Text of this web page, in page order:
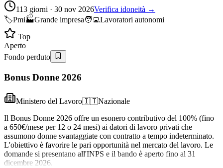
113 giorni · 30 nov 2026Verifica idoneità →
🏷️Pmi🏭Grande impresa🧑‍💻Lavoratori autonomi
Top
Aperto
Fondo perduto
Bonus Donne 2026
Ministero del Lavoro🇮🇹Nazionale
Il Bonus Donne 2026 offre un esonero contributivo del 100% (fino
a 650€/mese per 12 o 24 mesi) ai datori di lavoro privati che
assumono donne svantaggiate con contratto a tempo indeterminato.
L'obiettivo è favorire le pari opportunità nel mercato del lavoro. Le
domande si presentano all'INPS e il bando è aperto fino al 31
dicembre 2026.